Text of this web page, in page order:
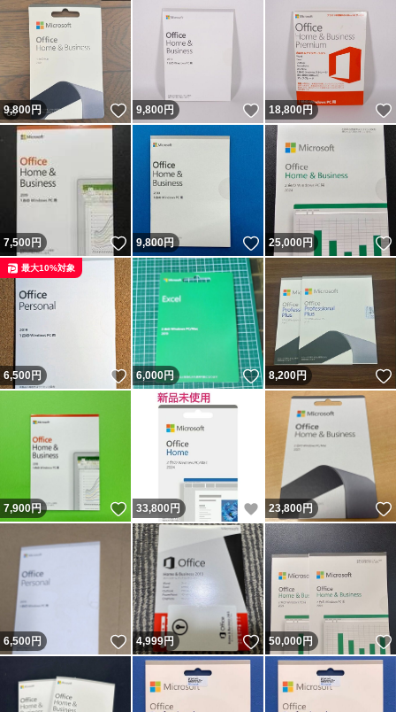
9,800円 いいね！
9,800円 いいね！
18,800円
7,500円 いいね！
9,800円 いいね！
25,000円
6,500円 いいね！
最大10%対象
6,000円 いいね！
8,200円
7,900円 いいね！
33,800 円 いいね！
23,800円
6,500円 いいね！
4,999円 いいね！
50,000円